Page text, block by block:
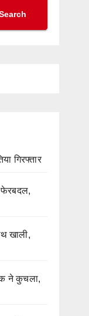
गिरफ्तार
फेरबदल,
खाली,
ने कुचला,